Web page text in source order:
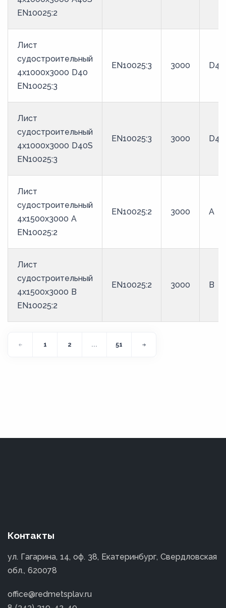
EN10025:2
Лист
судостроительный
4x1000x3000 D40
EN10025:3
EN10025:3 3000 D40
Лист
судостроительный
4x1000x3000 D40S
EN10025:3
EN10025:3 3000
Лист
судостроительный
4x1500x3000 A
EN10025:2
EN10025:2 3000 A
Лист
судостроительный
4x1500x3000 B
EN10025:2
EN10025:2 3000 B
1 2 ... 51
Контакты
ул. Гагарина, 14, оф. 38, Екатеринбург, Свердловская
обл., 620078
office@redmetsplav.ru